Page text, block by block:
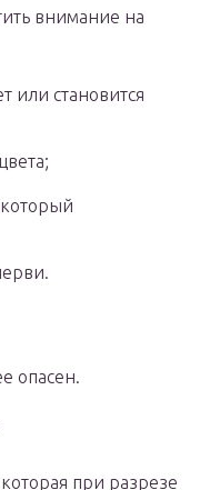
внимание на
или становится
опасен.
при разрезе